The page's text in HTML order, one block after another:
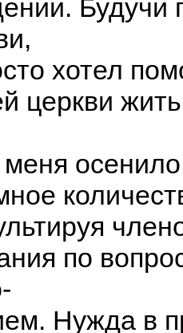
Будучи
хотел
церкви
по
Нужда в